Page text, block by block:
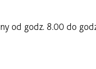
od godz. 8.00 do